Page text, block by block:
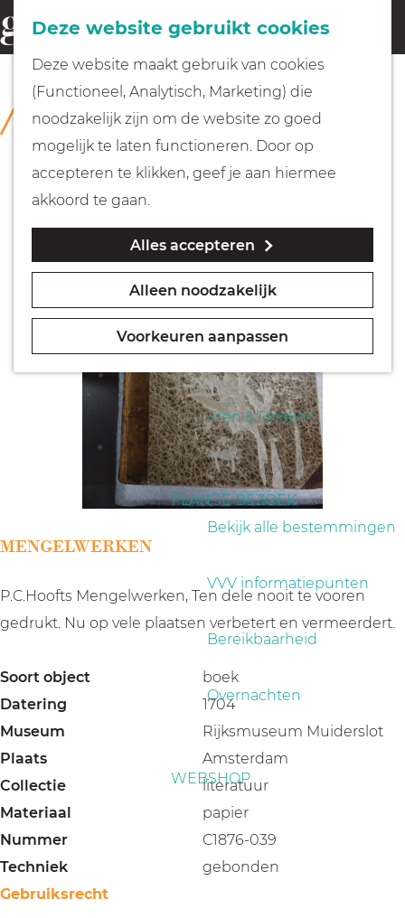
Deze website gebruikt cookies
Deze website maakt gebruik van cookies
(Functioneel, Analytisch, Marketing) die
noodzakelijk zijn om de website zo goed
mogelijk te laten functioneren. Door op
accepteren te klikken, geef je aan hiermee
akkoord te gaan.
Alles accepteren
Alleen noodzakelijk
Voorkeuren aanpassen
G
a
Fietsen
Wandelen
Geocachen
Naar het museum
Eten & Drinken
PLAN JE BEZOEK
Bekijk alle bestemmingen
VVV informatiepunten
Bereikbaarheid
Overnachten
WEBSHOP
o
e
k
e
n
COLLECTIE
Rijksmuseum Muiderslot
MENGELWERKEN
P.C.Hoofts Mengelwerken, Ten dele nooit te vooren
gedrukt. Nu op vele plaatsen verbetert en vermeerdert.
Soort object
boek
Datering
1704
Museum
Rijksmuseum Muiderslot
Plaats
Amsterdam
Collectie
literatuur
Materiaal
papier
Nummer
C1876-039
Techniek
gebonden
Gebruiksrecht